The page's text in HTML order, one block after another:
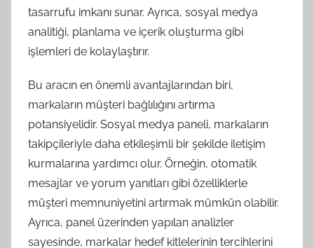
tasarrufu imkanı sunar. Ayrıca, sosyal medya
analitiği, planlama ve içerik oluşturma gibi
işlemleri de kolaylaştırır.
Bu aracın en önemli avantajlarından biri,
markaların müşteri bağlılığını artırma
potansiyelidir. Sosyal medya paneli, markaların
takipçileriyle daha etkileşimli bir şekilde iletişim
kurmalarına yardımcı olur. Örneğin, otomatik
mesajlar ve yorum yanıtları gibi özelliklerle
müşteri memnuniyetini artırmak mümkün olabilir.
Ayrıca, panel üzerinden yapılan analizler
sayesinde, markalar hedef kitlelerinin tercihlerini